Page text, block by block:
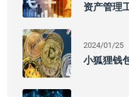
资产管理
2024/01/25
小狐狸钱